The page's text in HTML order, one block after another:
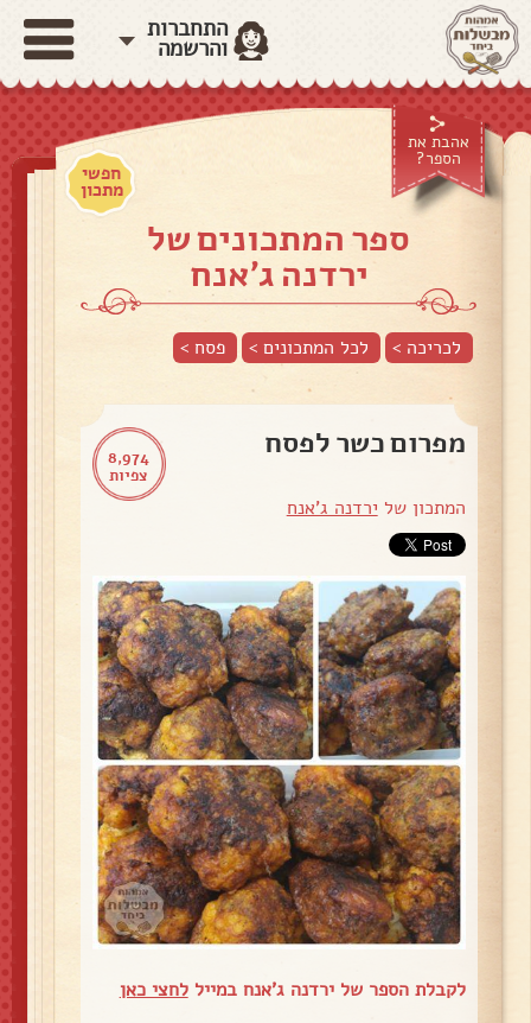
התחברות
והרשמה
אהבת את
הספר?
חפשי
מתכון
ספר המתכונים של
ירדנה ג'אנח
לכריכה > לכל המתכונים > פסח >
8,974
צפיות
מפרום כשר לפסח
המתכון של ירדנה ג'אנח
לקבלת הספר של ירדנה ג'אנח במייללחצי כאן